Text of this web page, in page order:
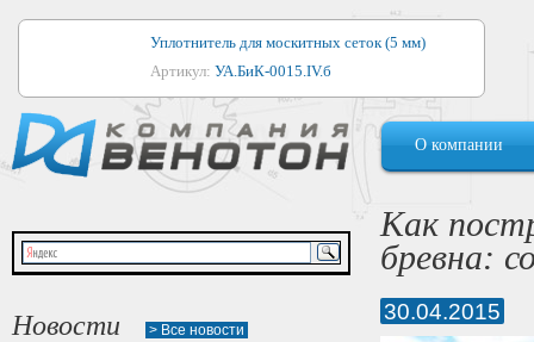
Уплотнитель для москитных сеток (5 мм)
Артикул: УА.БиК-0015.IV.б
Уплотнитель для алюминиевых окон
Артикул:1044
Уплотнитель для деревянных окон
Артикул:УМ.БиК-0062.IV.б
Уплотнитель лоджиевый для (4, 5, 6 мм)
О компании
Новости > Все новости
Как
бревна:
30.04.2015